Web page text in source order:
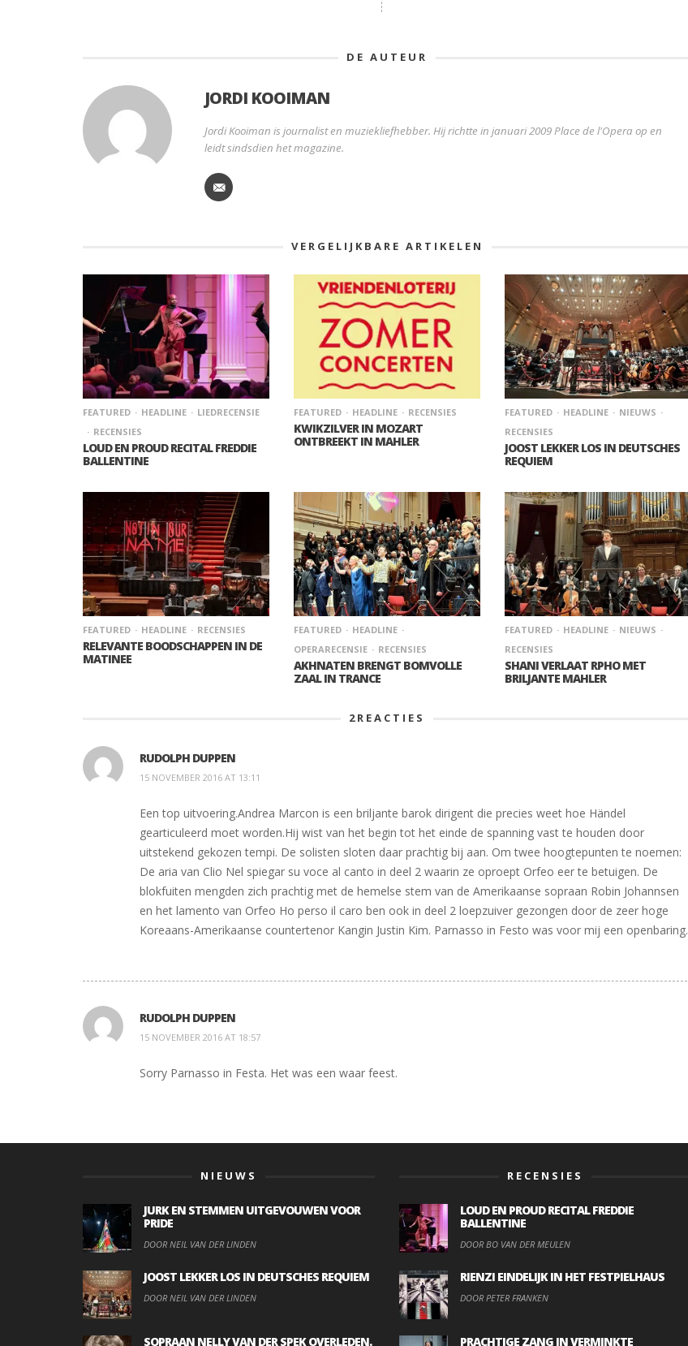
DE AUTEUR
JORDI KOOIMAN
Jordi Kooiman is journalist en muziekliefhebber. Hij richtte in januari 2009 Place de l'Opera op en
leidt sindsdien het magazine.
VERGELIJKBARE ARTIKELEN
FEATURED HEADLINE
LIEDRECENSIE
RECENSIES
LOUD EN PROUD RECITAL FREDDIE
BALLENTINE
FEATURED HEADLINE RECENSIES
KWIKZILVER IN MOZART
ONTBREEKT IN MAHLER
FEATURED HEADLINE
NIEUWS
RECENSIES
JOOST LEKKER LOS IN DEUTSCHES
REQUIEM
FEATURED HEADLINE RECENSIES
RELEVANTE BOODSCHAPPEN IN DE
MATINEE
FEATURED
HEADLINE
OPERARECENSIE
RECENSIES
AKHNATEN BRENGT BOMVOLLE
ZAAL IN TRANCE
FEATURED HEADLINE
NIEUWS
RECENSIES
SHANI VERLAAT RPHO MET
BRILJANTE MAHLER
2REACTIES
RUDOLPH DUPPEN
15 NOVEMBER 2016 AT 13:11
Een top uitvoering.Andrea Marcon is een briljante barok dirigent die precies weet hoe Händel
gearticuleerd moet worden.Hij wist van het begin tot het einde de spanning vast te houden door
uitstekend gekozen tempi. De solisten sloten daar prachtig bij aan. Om twee hoogtepunten te noemen:
De aria van Clio Nel spiegar su voce al canto in deel 2 waarin ze oproept Orfeo eer te betuigen. De
blokfuiten mengden zich prachtig met de hemelse stem van de Amerikaanse sopraan Robin Johannsen
en het lamento van Orfeo Ho perso il caro ben ook in deel 2 loepzuiver gezongen door de zeer hoge
Koreaans-Amerikaanse countertenor Kangin Justin Kim. Parnasso in Festo was voor mij een openbaring.
RUDOLPH DUPPEN
15 NOVEMBER 2016 AT 18:57
Sorry Parnasso in Festa. Het was een waar feest.
NIEUWS
JURK EN STEMMEN UITGEVOUWEN VOOR
PRIDE
DOOR NEIL VAN DER LINDEN
JOOST LEKKER LOS IN DEUTSCHES REQUIEM
DOOR NEIL VAN DER LINDEN
SOPRAAN NELLY VAN DER SPEK OVERLEDEN.
RECENSIES
LOUD EN PROUD RECITAL FREDDIE
BALLENTINE
DOOR BO VAN DER MEULEN
RIENZI EINDELIJK IN HET FESTPIELHAUS
DOOR PETER FRANKEN
PRACHTIGE ZANG IN VERMINKTE